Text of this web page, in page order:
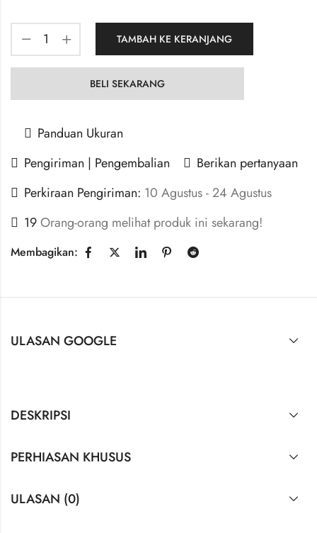
TAMBAH KE KERANJANG
BELI SEKARANG
Panduan Ukuran
Pengiriman | Pengembalian
Berikan pertanyaan
Perkiraan Pengiriman: 10 Agustus - 24 Agustus
19Orang-orang melihat produk ini sekarang!
Membagikan:
ULASAN GOOGLE
DESKRIPSI
PERHIASAN KHUSUS
ULASAN (0)